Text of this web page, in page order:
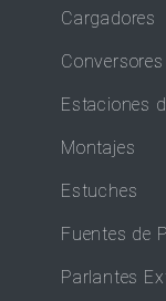
Cargadores
Conversores
Estaciones
Montajes
Estuches
Fuentes de
Parlantes